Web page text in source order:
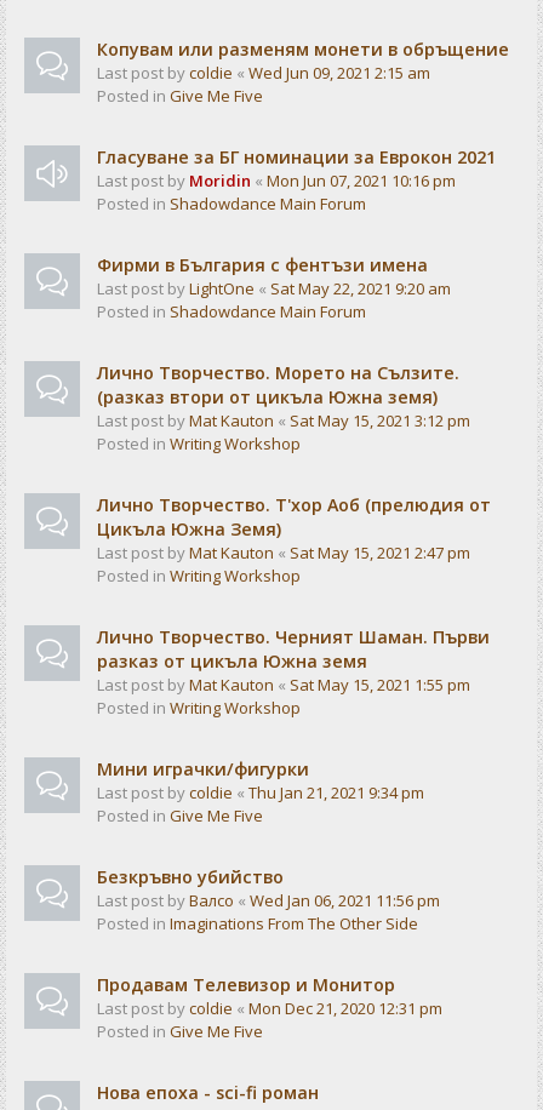
Копувам или разменям монети в обръщение
Last post bycoldie « Wed Jun 09, 2021 2:15 am
Posted in Give Me Five
Гласуване за БГ номинации за Еврокон 2021
Last post by Moridin « Mon Jun 07, 2021 10:16 pm
Posted in Shadowdance Main Forum
Фирми в България с фентъзи имена
Last post byLightOne « Sat May 22, 2021 9:20 am
Posted in Shadowdance Main Forum
Лично Творчество. Морето на Сълзите.
(разказ втори от цикъла Южна земя)
Last post byMat Kauton « Sat May 15, 2021 3:12 pm
Posted in Writing Workshop
Лично Творчество. Т'хор Аоб (прелюдия от
Цикъла Южна Земя)
Last post byMat Kauton « Sat May 15, 2021 2:47 pm
Posted in Writing Workshop
Лично Творчество. Черният Шаман. Първи
разказ от цикъла Южна земя
Last post byMat Kauton « Sat May 15, 2021 1:55 pm
Posted in Writing Workshop
Мини играчки/фигурки
Last post bycoldie « Thu Jan 21, 2021 9:34 pm
Posted in Give Me Five
Безкръвно убийство
Last post byВалсо « Wed Jan 06, 2021 11:56 pm
Posted in Imaginations From The Other Side
Продавам Телевизор и Монитор
Last post bycoldie « Mon Dec 21, 2020 12:31 pm
Posted in Give Me Five
Нова епоха - sci-fi роман